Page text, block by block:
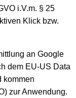
i.V.m. § 25
Klick bzw.
an Google
dem EU-US Data
kommen
zur Anwendung.